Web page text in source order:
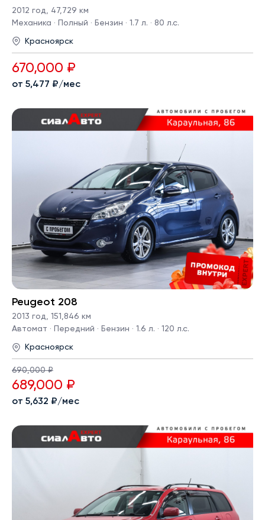
2012 год, 47,729 км
Механика · Полный · Бензин · 1.7 л. · 80 л.с.
Красноярск
670,000 ₽
от 5,477 ₽/мес
Peugeot 208
2013 год, 151,846 км
Автомат · Передний · Бензин · 1.6 л. · 120 л.с.
Красноярск
690,000 ₽
689,000 ₽
от 5,632 ₽/мес